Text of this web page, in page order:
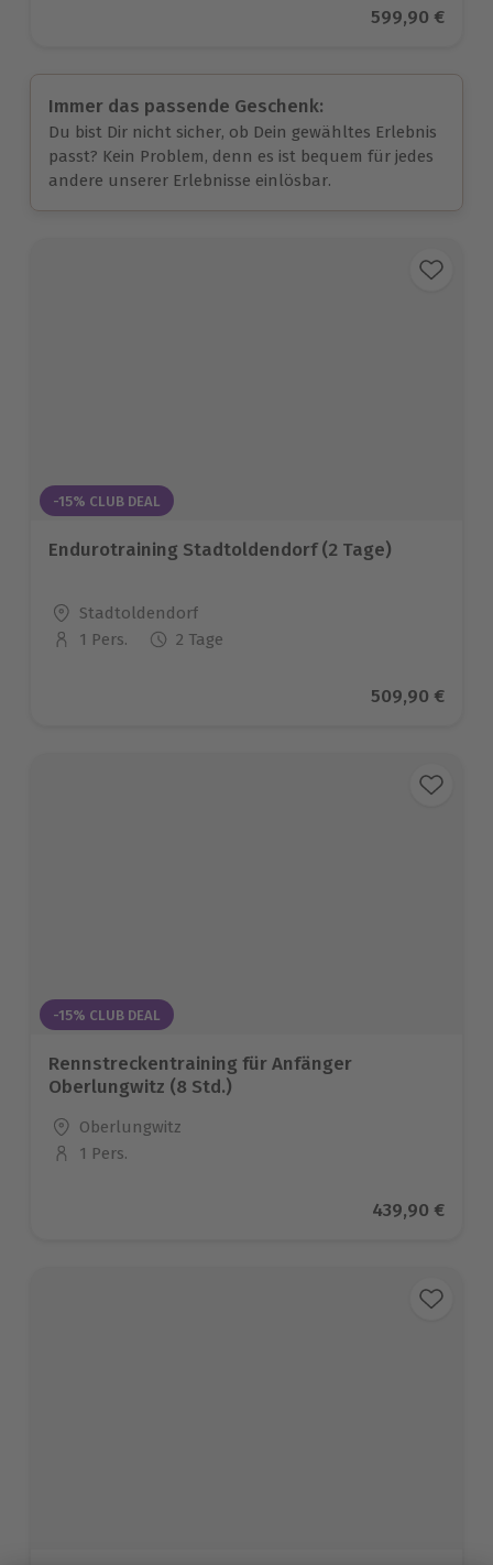
Aktueller
599,90 €
Immer das passende Geschenk:
Du bist Dir nicht sicher, ob Dein gewähltes Erlebnis
passt? Kein Problem, denn es ist bequem für jedes
andere unserer Erlebnisse einlösbar.
-15% CLUB DEAL
Endurotraining Stadtoldendorf (2 Tage)
Standort
Stadtoldendorf
Anzahl der Teilnehmer
1 Pers. 2 Tage
Aktueller
509,90 €
-15% CLUB DEAL
Rennstreckentraining für Anfänger
Oberlungwitz (8 Std.)
Standort
Oberlungwitz
Anzahl der Teilnehmer
1 Pers.
Aktueller
439,90 €